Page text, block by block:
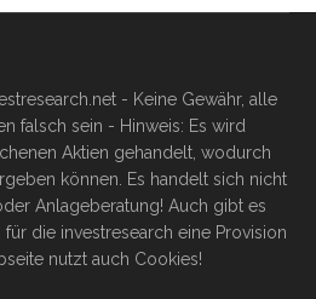
- Keine Gewähr, alle
falsch sein - Hinweis: Es wird
Aktien gehandelt, wodurch
können. Es handelt sich nicht
Anlageberatung! Auch gibt es
die investresearch eine Provision
nutzt auch Cookies!